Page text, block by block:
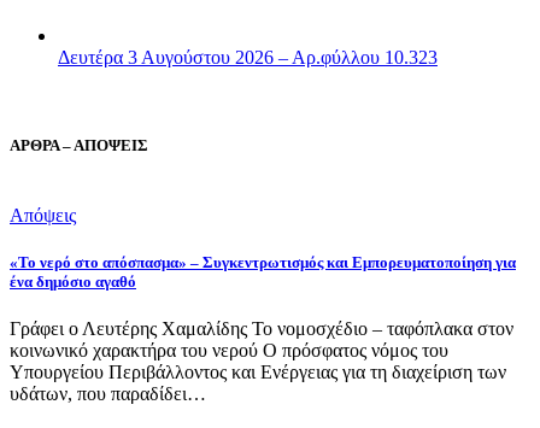
Δευτέρα 3 Αυγούστου 2026 – Αρ.φύλλου 10.323
ΑΡΘΡΑ – ΑΠΟΨΕΙΣ
Απόψεις
«Το νερό στο απόσπασμα» – Συγκεντρωτισμός και Εμπορευματοποίηση για
ένα δημόσιο αγαθό
Γράφει ο Λευτέρης Χαμαλίδης Το νομοσχέδιο – ταφόπλακα στον
κοινωνικό χαρακτήρα του νερού Ο πρόσφατος νόμος του
Υπουργείου Περιβάλλοντος και Ενέργειας για τη διαχείριση των
υδάτων, που παραδίδει…